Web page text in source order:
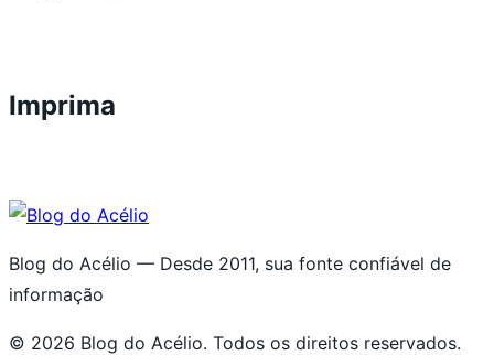
Imprima
Blog do Acélio — Desde 2011, sua fonte confiável de
informação
© 2026 Blog do Acélio. Todos os direitos reservados.